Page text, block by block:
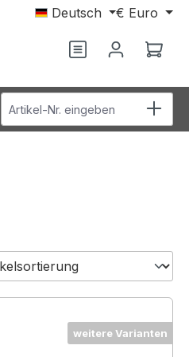
Deutsch € Euro
Artikel-Nr. eingeben
weitere Varianten